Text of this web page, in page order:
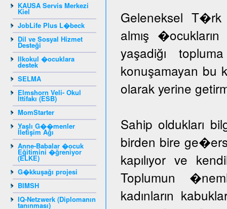
KAUSA Servis Merkezi
Kiel
JobLife Plus L�beck
Dil ve Sosyal Hizmet
Desteği
Ilkokul �ocuklara
destek
SELMA
Elmshorn Veli- Okul
İttifakı (ESB)
MomStarter
Yaşlı G��menler
İletişim Ağı
Anne-Babalar �ocuk
Eğitimini �ğreniyor
(ELKE)
G�kkuşağı projesi
BIMSH
IQ-Netzwerk (Diplomanın
tanınması)
Geleneksel
almış
yaşadiğı
konuşamayan bu
olarak yerine
Sahip oldukları
birden bire
kapılıyor ve
Toplumun
kadınların